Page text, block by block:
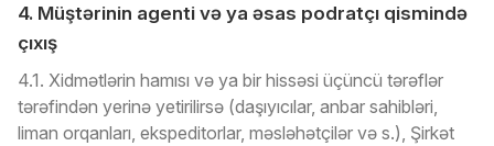
4. Müştərinin agenti və ya əsas podratçı qismində
çıxış
4.1. Xidmətlərin hamısı və ya bir hissəsi üçüncü tərəflər
tərəfindən yerinə yetirilirsə (daşıyıcılar, anbar sahibləri,
liman orqanları, ekspeditorlar, məsləhətçilər və s.), Şirkət